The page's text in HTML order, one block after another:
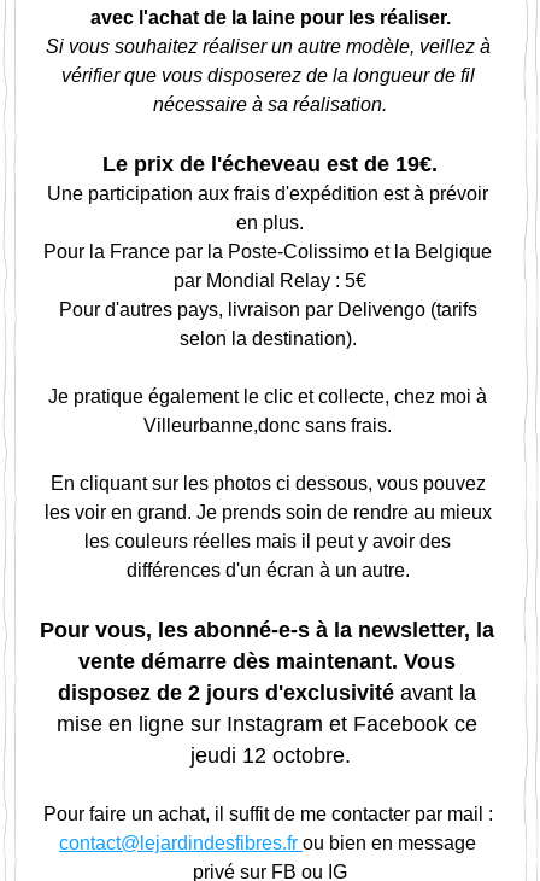
avec l'achat de la laine pour les réaliser.
Si vous souhaitez réaliser un autre modèle, veillez à
vérifier que vous disposerez de la longueur de fil
nécessaire à sa réalisation.
Le prix de l'écheveau est de 19€.
Une participation aux frais d'expédition est à prévoir
en plus.
Pour la France par la Poste-Colissimo et la Belgique
par Mondial Relay : 5€
Pour d'autres pays, livraison par Delivengo (tarifs
selon la destination).
Je pratique également le clic et collecte, chez moi à
Villeurbanne,donc sans frais.
En cliquant sur les photos ci dessous, vous pouvez
les voir en grand. Je prends soin de rendre au mieux
les couleurs réelles mais il peut y avoir des
différences d'un écran à un autre.
Pour vous, les abonné-e-s à la newsletter, la
vente démarre dès maintenant. Vous
disposez de 2 jours d'exclusivité avant la
mise en ligne sur Instagram et Facebook ce
jeudi 12 octobre.
contact@lejardindesfibres.fr ou bien en message
privé sur FB ou IG